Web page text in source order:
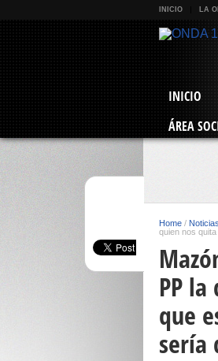
INICIO LA
INICIO
ÁREA
Home / Noticias
quien nos
PP
que
sería